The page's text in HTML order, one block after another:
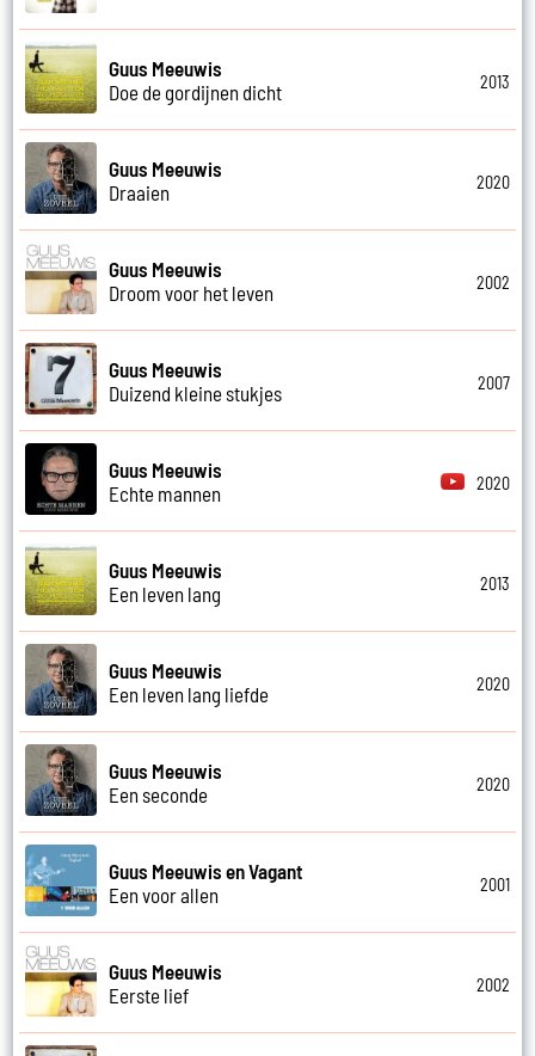
Guus Meeuwis
Doe de gordijnen dicht
2013
Guus Meeuwis
Draaien
2020
Guus Meeuwis
Droom voor het leven
2002
Guus Meeuwis
Duizend kleine stukjes
2007
Guus Meeuwis
Echte mannen
2020
Guus Meeuwis
Een leven lang
2013
Guus Meeuwis
Een leven lang liefde
2020
Guus Meeuwis
Een seconde
2020
Guus Meeuwis en Vagant
Een voor allen
2001
Guus Meeuwis
Eerste lief
2002